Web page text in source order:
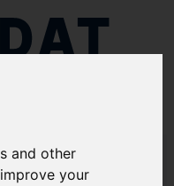
and other
your
/ MAN L25/30/ RODETE